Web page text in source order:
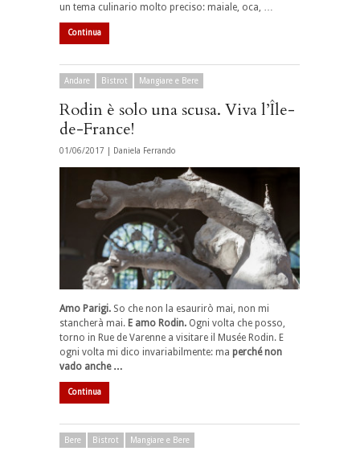
un tema culinario molto preciso: maiale, oca, …
Continua
Andare Bistrot Mangiare e Bere
Rodin è solo una scusa. Viva l’Île-
de-France!
01/06/2017 | Daniela Ferrando
Amo Parigi. So che non la esaurirò mai, non mi
stancherà mai. E amo Rodin. Ogni volta che posso,
torno in Rue de Varenne a visitare il Musée Rodin. E
ogni volta mi dico invariabilmente: ma perché non
vado anche …
Continua
Bere Bistrot Mangiare e Bere